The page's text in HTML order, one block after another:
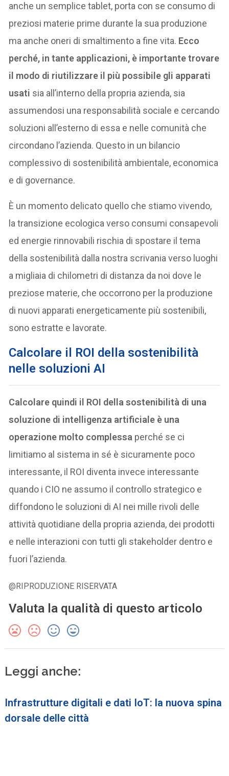
anche un semplice tablet, porta con se consumo di
preziosi materie prime durante la sua produzione
ma anche oneri di smaltimento a fine vita. Ecco
perché, in tante applicazioni, è importante trovare
il modo di riutilizzare il più possibile gli apparati
usati sia all’interno della propria azienda, sia
assumendosi una responsabilità sociale e cercando
soluzioni all’esterno di essa e nelle comunità che
circondano l’azienda. Questo in un bilancio
complessivo di sostenibilità ambientale, economica
e di governance.
È un momento delicato quello che stiamo vivendo,
la transizione ecologica verso consumi consapevoli
ed energie rinnovabili rischia di spostare il tema
della sostenibilità dalla nostra scrivania verso luoghi
a migliaia di chilometri di distanza da noi dove le
preziose materie, che occorrono per la produzione
di nuovi apparati energeticamente più sostenibili,
sono estratte e lavorate.
Calcolare il ROI della sostenibilità
nelle soluzioni AI
Calcolare quindi il ROI della sostenibilità di una
soluzione di intelligenza artificiale è una
operazione molto complessa perché se ci
limitiamo al sistema in sé è sicuramente poco
interessante, il ROI diventa invece interessante
quando i CIO ne assumo il controllo strategico e
diffondono le soluzioni di AI nei mille rivoli delle
attività quotidiane della propria azienda, dei prodotti
e nelle interazioni con tutti gli stakeholder dentro e
fuori l’azienda.
@RIPRODUZIONE RISERVATA
Valuta la qualità di questo articolo
Leggi anche:
Infrastrutture digitali e dati IoT: la nuova spina
dorsale delle città